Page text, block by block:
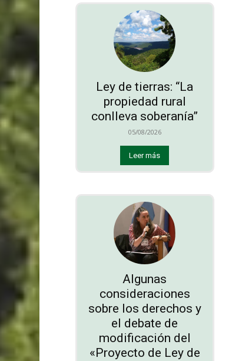
Ley de tierras: “La
propiedad rural
conlleva soberanía”
05/08/2026
Leer más
Algunas
consideraciones
sobre los derechos y
el debate de
modificación del
«Proyecto de Ley de